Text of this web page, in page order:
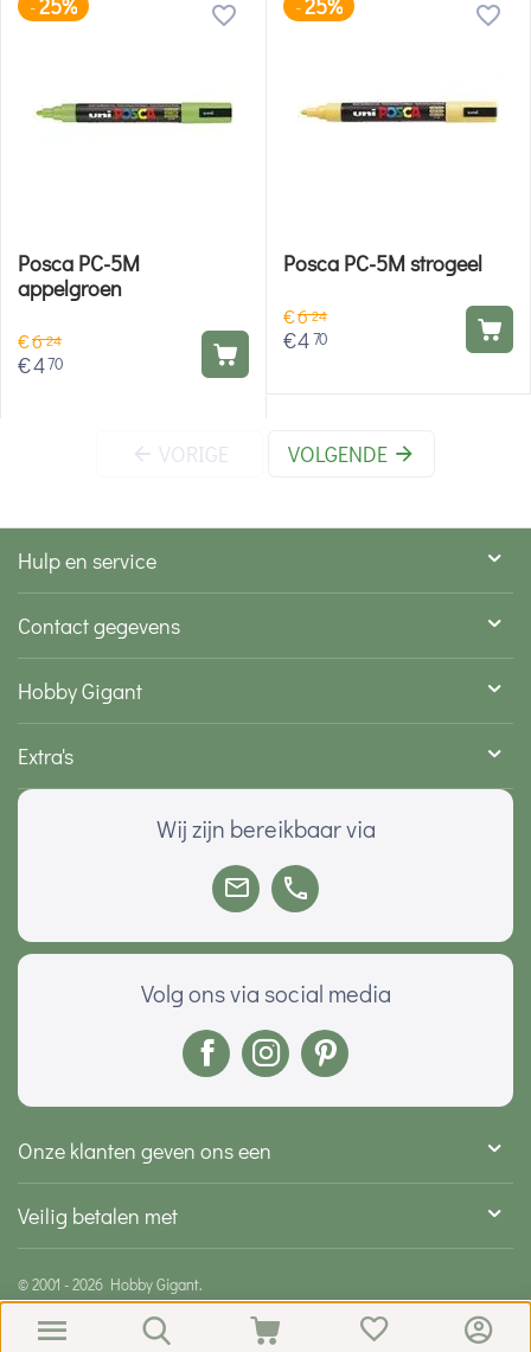
-
Posca PC-5M
appelgroen
€624
€470
-
Posca PC-5M strogeel
€624
€470
VORIGE VOLGENDE
Hulp en service
Contact gegevens
Hobby Gigant
Extra's
Wij zijn bereikbaar via
Volg ons via social media
Onze klanten geven ons een
Veilig betalen met
© 2001 - 2026 Hobby Gigant.